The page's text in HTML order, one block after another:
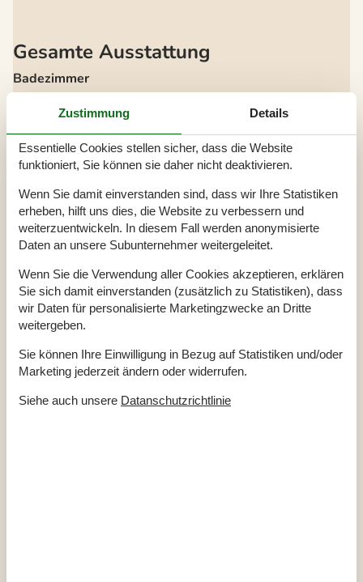
Gesamte Ausstattung
Badezimmer
Alternative Heizung, Wärmepumpe
Anzahl kostenloser Kinder (<4 Jahre) 1
Anzahl Sonnenliegen 4
Baumaterial: Stein
Ferienhaus 147 m²
Haustiere Nr
Heizung: Zentralheizung
Kabelfernsehen, Deutsch und Skandinavisch
Staubsauger
Verbrauchskosten exkl.
Waschmaschine
Winterfest
Gartenmöbel
Grill
Landschaftsgarten 1635 m²
Zustimmung Details
Essentielle Cookies stellen sicher, dass die Website
funktioniert, Sie können sie daher nicht deaktivieren.
Wenn Sie damit einverstanden sind, dass wir Ihre Statistiken
erheben, hilft uns dies, die Website zu verbessern und
weiterzuentwickeln. In diesem Fall werden anonymisierte
Daten an unsere Subunternehmer weitergeleitet.
Wenn Sie die Verwendung aller Cookies akzeptieren, erklären
Sie sich damit einverstanden (zusätzlich zu Statistiken), dass
wir Daten für personalisierte Marketingzwecke an Dritte
weitergeben.
Sie können Ihre Einwilligung in Bezug auf Statistiken und/oder
Marketing jederzeit ändern oder widerrufen.
Siehe auch unsere Datanschutzrichtlinie